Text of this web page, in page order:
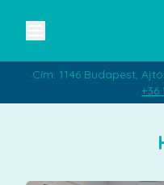
Cím: 1146 Budapest,
+36